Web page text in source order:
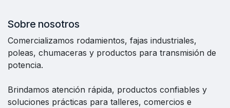
Sobre nosotros
Comercializamos rodamientos, fajas industriales,
poleas, chumaceras y productos para transmisión de
potencia.
Brindamos atención rápida, productos confiables y
soluciones prácticas para talleres, comercios e